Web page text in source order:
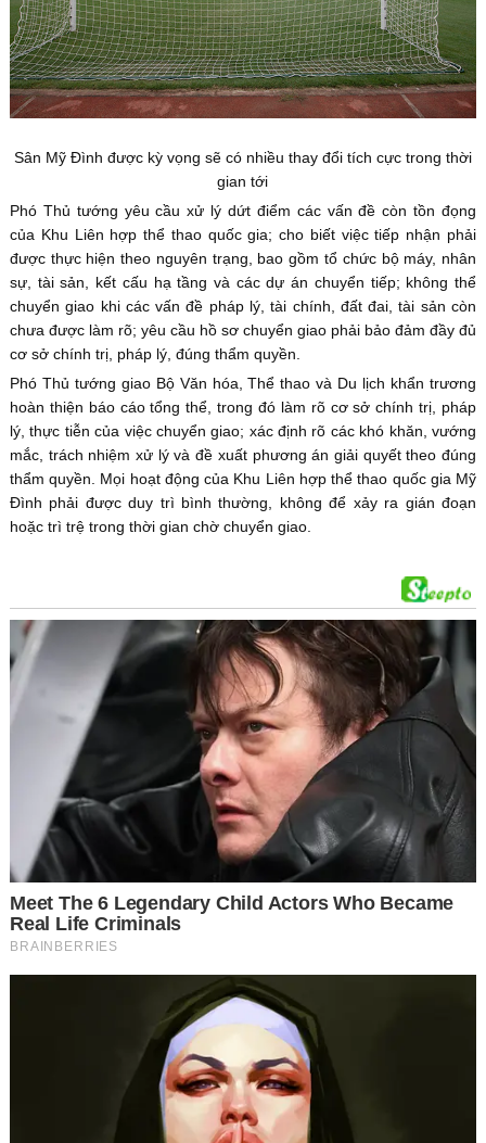
Sân Mỹ Đình được kỳ vọng sẽ có nhiều thay đổi tích cực trong thời
gian tới
Phó Thủ tướng yêu cầu xử lý dứt điểm các vấn đề còn tồn đọng
của Khu Liên hợp thể thao quốc gia; cho biết việc tiếp nhận phải
được thực hiện theo nguyên trạng, bao gồm tổ chức bộ máy, nhân
sự, tài sản, kết cấu hạ tầng và các dự án chuyển tiếp; không thể
chuyển giao khi các vấn đề pháp lý, tài chính, đất đai, tài sản còn
chưa được làm rõ; yêu cầu hồ sơ chuyển giao phải bảo đảm đầy đủ
cơ sở chính trị, pháp lý, đúng thẩm quyền.
Phó Thủ tướng giao Bộ Văn hóa, Thể thao và Du lịch khẩn trương
hoàn thiện báo cáo tổng thể, trong đó làm rõ cơ sở chính trị, pháp
lý, thực tiễn của việc chuyển giao; xác định rõ các khó khăn, vướng
mắc, trách nhiệm xử lý và đề xuất phương án giải quyết theo đúng
thẩm quyền. Mọi hoạt động của Khu Liên hợp thể thao quốc gia Mỹ
Đình phải được duy trì bình thường, không để xảy ra gián đoạn
hoặc trì trệ trong thời gian chờ chuyển giao.